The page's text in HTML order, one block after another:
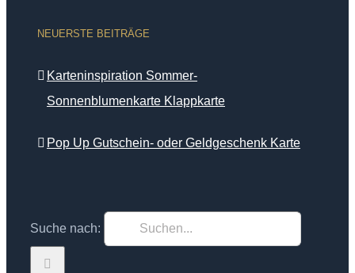
NEUERSTE BEITRÄGE
Karteninspiration Sommer-
Sonnenblumenkarte Klappkarte
Pop Up Gutschein- oder Geldgeschenk Karte
Suche nach: